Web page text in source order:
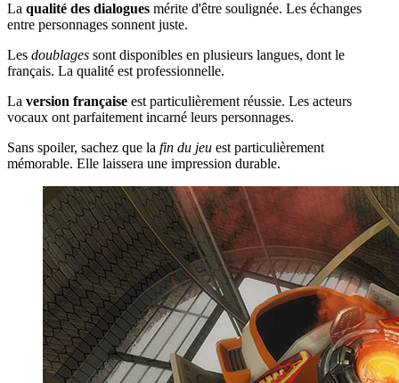
La qualité des dialogues mérite d'être soulignée. Les échanges
entre personnages sonnent juste.
Les doublages sont disponibles en plusieurs langues, dont le
français. La qualité est professionnelle.
La version française est particulièrement réussie. Les acteurs
vocaux ont parfaitement incarné leurs personnages.
Sans spoiler, sachez que la fin du jeu est particulièrement
mémorable. Elle laissera une impression durable.